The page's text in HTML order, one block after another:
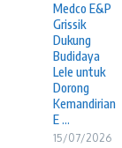
Medco E&P
Grissik
Dukung
Budidaya
Lele untuk
Dorong
Kemandirian
E ...
15/07/2026